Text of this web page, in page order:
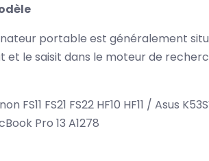
portable est généralement
et le saisit dans le moteur de
FS11 FS21 FS22 HF10 HF11 / Asus
Pro 13 A1278